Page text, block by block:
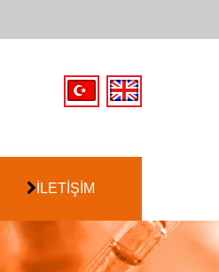
İLETİŞİM